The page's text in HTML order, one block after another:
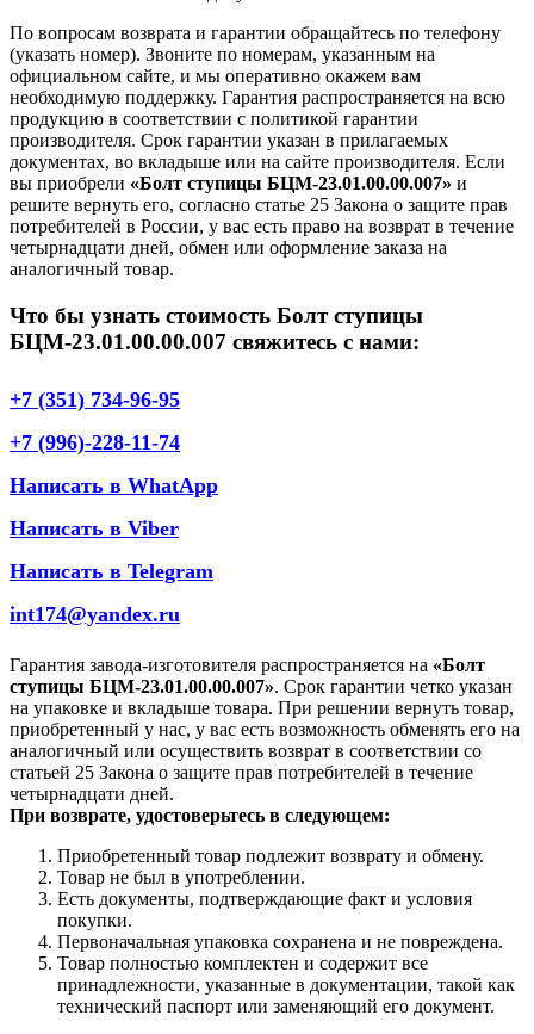
По вопросам возврата и гарантии обращайтесь по телефону
(указать номер). Звоните по номерам, указанным на
официальном сайте, и мы оперативно окажем вам
необходимую поддержку. Гарантия распространяется на всю
продукцию в соответствии с политикой гарантии
производителя. Срок гарантии указан в прилагаемых
документах, во вкладыше или на сайте производителя. Если
вы приобрели «Болт ступицы БЦМ-23.01.00.00.007» и
решите вернуть его, согласно статье 25 Закона о защите прав
потребителей в России, у вас есть право на возврат в течение
четырнадцати дней, обмен или оформление заказа на
аналогичный товар.
Что бы узнать стоимость Болт ступицы
БЦМ-23.01.00.00.007 свяжитесь с нами:
+7 (351) 734-96-95
+7 (996)-228-11-74
Написать в WhatApp
Написать в Viber
Написать в Telegram
int174@yandex.ru
Гарантия завода-изготовителя распространяется на «Болт
ступицы БЦМ-23.01.00.00.007». Срок гарантии четко указан
на упаковке и вкладыше товара. При решении вернуть товар,
приобретенный у нас, у вас есть возможность обменять его на
аналогичный или осуществить возврат в соответствии со
статьей 25 Закона о защите прав потребителей в течение
четырнадцати дней.
При возврате, удостоверьтесь в следующем:
Приобретенный товар подлежит возврату и обмену.
Товар не был в употреблении.
Есть документы, подтверждающие факт и условия
покупки.
Первоначальная упаковка сохранена и не повреждена.
Товар полностью комплектен и содержит все
принадлежности, указанные в документации, такой как
технический паспорт или заменяющий его документ.